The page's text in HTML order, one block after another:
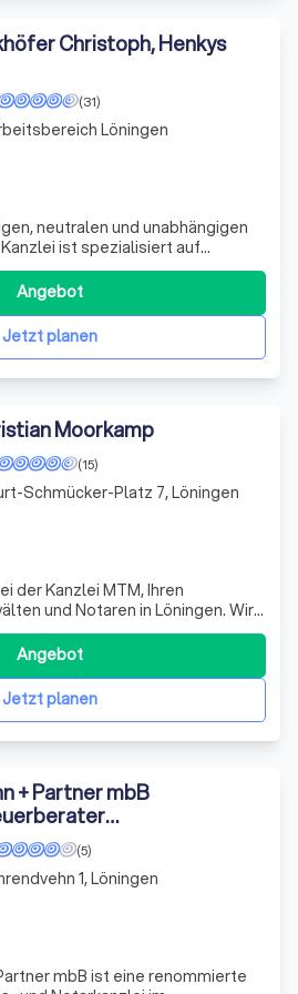
Christoph, Henkys
(31)
neutralen und unabhängigen
ist spezialisiert auf
Verträge und Erklärungen, wie
Firmengründungen und
Amtssitz in Leer
wir bundesweit täti
Jetzt planen
Angebot
Löningen
Moorkamp
(15)
der Kanzlei MTM, Ihren
und Notaren in Löningen. Wir
und bieten unseren
und interdisziplinäre
Unser Team betreut sowohl
als auch Privatpe
Jetzt planen
Angebot
Schmücker-Platz 7, Löningen
+ Partner mbB
(5)
mbB ist eine renommierte
1, Löningen